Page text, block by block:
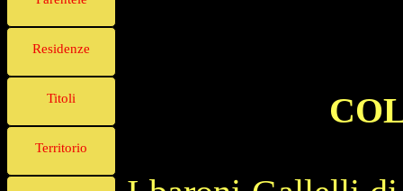
Residenze
Titoli
Territorio